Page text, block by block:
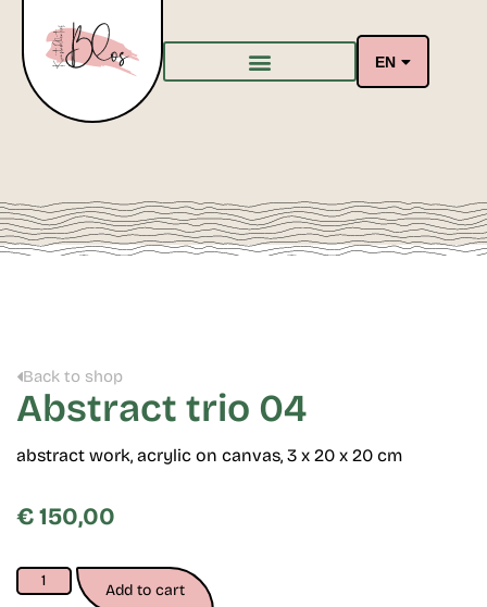
EN
Back to shop
Abstract trio 04
abstract work, acrylic on canvas, 3 x 20 x 20 cm
€150,00
Add to cart